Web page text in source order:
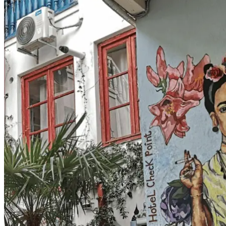
интереснейшие экскурсии, беседы и настроение, а так же за
рекомендации во время тура, водителям за комфортное
вождение и сервис. Вы потрясающие. Буду вас всем
рекомендовать на 100%
ещё